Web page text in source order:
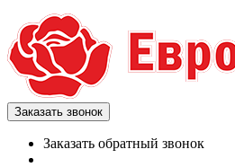
Заказать звонок
Заказать обратный звонок